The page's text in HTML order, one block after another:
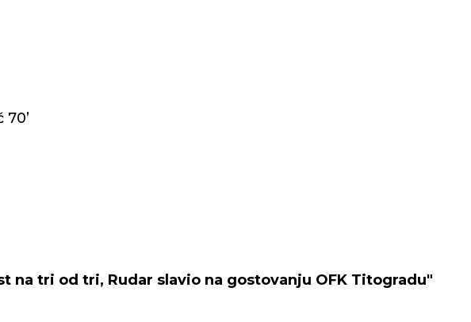
70’
na tri od tri, Rudar slavio na gostovanju OFK Titogradu"